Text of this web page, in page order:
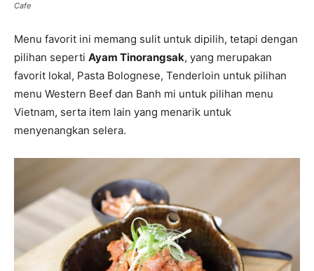
Cafe
Menu favorit ini memang sulit untuk dipilih, tetapi dengan
pilihan seperti Ayam Tinorangsak, yang merupakan
favorit lokal, Pasta Bolognese, Tenderloin untuk pilihan
menu Western Beef dan Banh mi untuk pilihan menu
Vietnam, serta item lain yang menarik untuk
menyenangkan selera.